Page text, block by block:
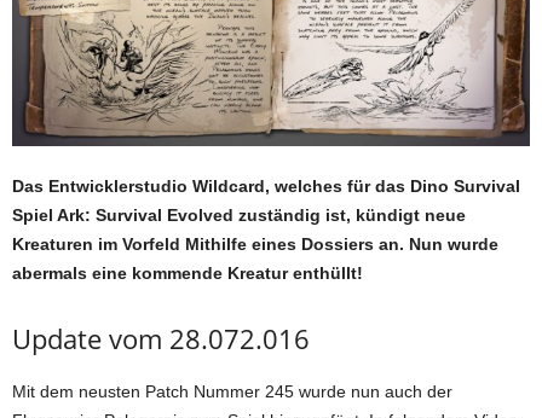
Das Entwicklerstudio Wildcard, welches für das Dino Survival
Spiel Ark: Survival Evolved zuständig ist, kündigt neue
Kreaturen im Vorfeld Mithilfe eines Dossiers an. Nun wurde
abermals eine kommende Kreatur enthüllt!
Update vom 28.072.016
Mit dem neusten Patch Nummer 245 wurde nun auch der